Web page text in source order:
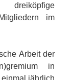
im
Arbeit der
in
jährlich